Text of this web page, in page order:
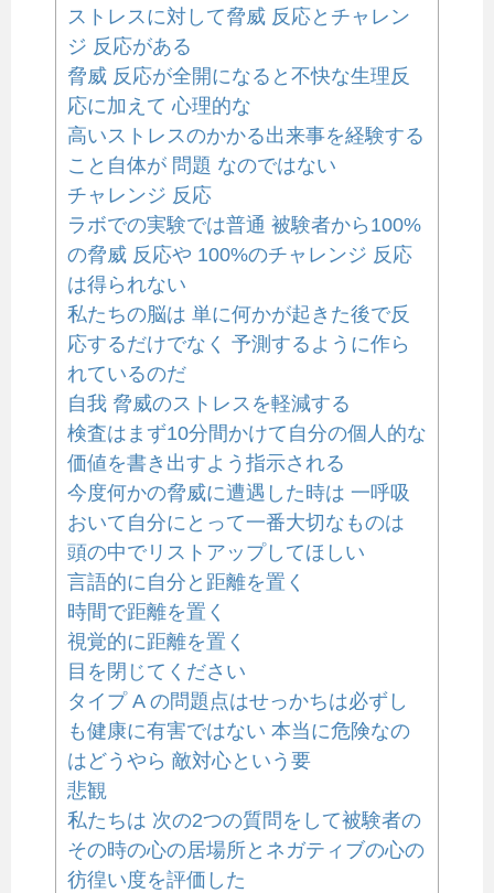
ストレスに対して脅威 反応とチャレン
ジ 反応がある
脅威 反応が全開になると不快な生理反
応に加えて 心理的な
高いストレスのかかる出来事を経験する
こと自体が 問題 なのではない
チャレンジ 反応
ラボでの実験では普通 被験者から100%
の脅威 反応や 100%のチャレンジ 反応
は得られない
私たちの脳は 単に何かが起きた後で反
応するだけでなく 予測するように作ら
れているのだ
自我 脅威のストレスを軽減する
検査はまず10分間かけて自分の個人的な
価値を書き出すよう指示される
今度何かの脅威に遭遇した時は 一呼吸
おいて自分にとって一番大切なものは
頭の中でリストアップしてほしい
言語的に自分と距離を置く
時間で距離を置く
視覚的に距離を置く
目を閉じてください
タイプ A の問題点はせっかちは必ずし
も健康に有害ではない 本当に危険なの
はどうやら 敵対心という要
悲観
私たちは 次の2つの質問をして被験者の
その時の心の居場所とネガティブの心の
彷徨い度を評価した